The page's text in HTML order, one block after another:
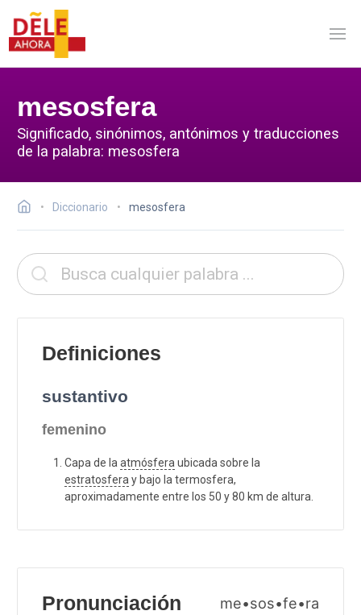
mesosfera
Significado, sinónimos, antónimos y traducciones
de la palabra: mesosfera
Diccionario mesosfera
Definiciones
sustantivo
femenino
Capa de la atmósfera ubicada sobre la
estratosfera y bajo la termosfera,
aproximadamente entre los 50 y 80 km de altura.
Pronunciación me•sos•fe•ra